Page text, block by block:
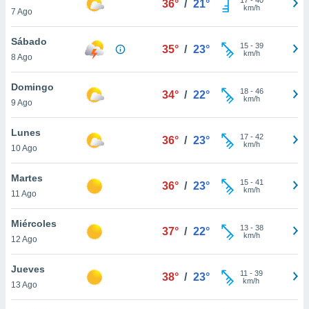
más
nuestra
y
de
disponible
cookies
aceptar
7 Ago
36° / 21°
km/h
Sábado
8 Ago
35° / 23° 15- 39
km/h
Domingo
9 Ago
34° / 22° 18- 46
km/h
Lunes
10 Ago
36° / 23° 17- 42
km/h
Martes
11 Ago
36° / 23° 15- 41
km/h
Miércoles
12 Ago
37° / 22° 13- 38
km/h
Jueves
13 Ago
38° / 23° 11 - 39
km/h